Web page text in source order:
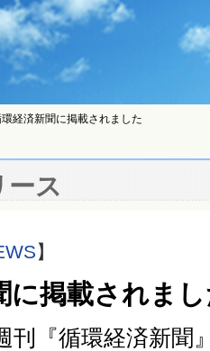
経済新聞に掲載されました
ース
】
に掲載されま
刊『循環経済新聞